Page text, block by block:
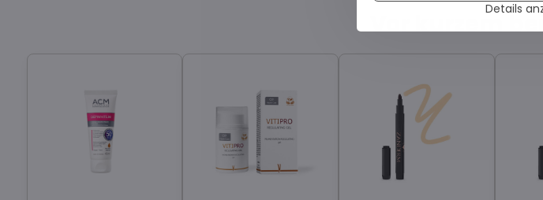
Vor kurzem
Details